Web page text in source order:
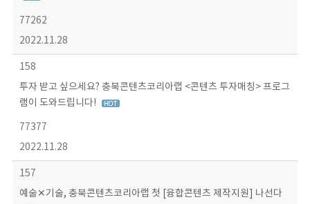
77262
2022.11.28
158
투자 받고 싶으세요? 충북콘텐츠코리아랩 <콘텐츠 투자매칭> 프로그
램이 도와드립니다!
77377
2022.11.28
157
예술✕기술, 충북콘텐츠코리아랩 첫 [융합콘텐츠 제작지원] 나선다